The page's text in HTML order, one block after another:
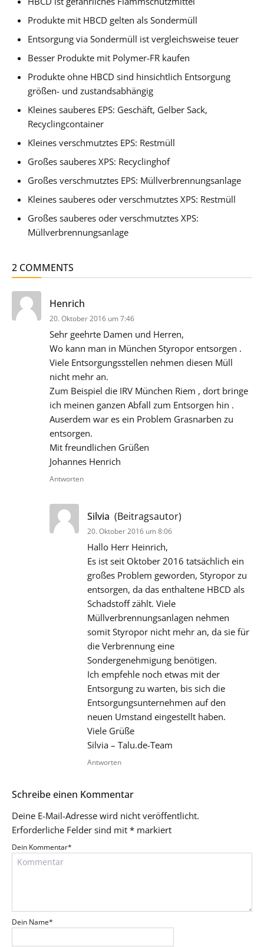
Produkte mit HBCD gelten als Sondermüll
Entsorgung via Sondermüll ist vergleichsweise teuer
Besser Produkte mit Polymer-FR kaufen
Produkte ohne HBCD sind hinsichtlich Entsorgung
größen- und zustandsabhängig
Kleines sauberes EPS: Geschäft, Gelber Sack,
Recyclingcontainer
Kleines verschmutztes EPS: Restmüll
Großes sauberes XPS: Recyclinghof
Großes verschmutztes EPS: Müllverbrennungsanlage
Kleines sauberes oder verschmutztes XPS: Restmüll
Großes sauberes oder verschmutztes XPS:
Müllverbrennungsanlage
2 COMMENTS
Henrich
20. Oktober 2016 um 7:46
Sehr geehrte Damen und Herren,
Wo kann man in München Styropor entsorgen .
Viele Entsorgungsstellen nehmen diesen Müll
nicht mehr an.
Zum Beispiel die IRV München Riem , dort bringe
ich meinen ganzen Abfall zum Entsorgen hin .
Auserdem war es ein Problem Grasnarben zu
entsorgen.
Mit freundlichen Grüßen
Johannes Henrich
Antworten
Silvia (Beitragsautor)
20. Oktober 2016 um 8:06
Hallo Herr Heinrich,
Es ist seit Oktober 2016 tatsächlich ein
großes Problem geworden, Styropor zu
entsorgen, da das enthaltene HBCD als
Schadstoff zählt. Viele
Müllverbrennungsanlagen nehmen
somit Styropor nicht mehr an, da sie für
die Verbrennung eine
Sondergenehmigung benötigen.
Ich empfehle noch etwas mit der
Entsorgung zu warten, bis sich die
Entsorgungsunternehmen auf den
neuen Umstand eingestellt haben.
Viele Grüße
Silvia – Talu.de-Team
Antworten
Schreibe einen Kommentar
Deine E-Mail-Adresse wird nicht veröffentlicht.
Erforderliche Felder sind mit * markiert
Dein Kommentar*
Dein Name*